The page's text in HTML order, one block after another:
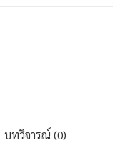
บทวิจารณ์ (0)